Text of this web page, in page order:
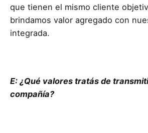
que tienen el mismo cliente
brindamos valor agregado con
integrada.
E: ¿Qué valores tratás de
compañía?